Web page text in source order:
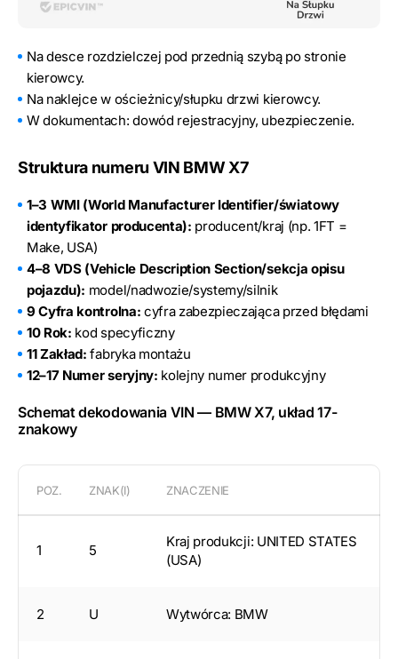
Na desce rozdzielczej pod przednią szybą po stronie
kierowcy.
Na naklejce w ościeżnicy/słupku drzwi kierowcy.
W dokumentach: dowód rejestracyjny, ubezpieczenie.
Struktura numeru VIN BMW X7
1–3 WMI (World Manufacturer Identifier/światowy
identyfikator producenta): producent/kraj (np. 1FT =
Make, USA)
4–8 VDS (Vehicle Description Section/sekcja opisu
pojazdu): model/nadwozie/systemy/silnik
9 Cyfra kontrolna: cyfra zabezpieczająca przed błędami
10 Rok: kod specyficzny
11 Zakład: fabryka montażu
12–17 Numer seryjny: kolejny numer produkcyjny
Schemat dekodowania VIN — BMW X7, układ 17-
znakowy
POZ. ZNAK(I) ZNACZENIE
1 5
Kraj produkcji: UNITED STATES
(USA)
2 U Wytwórca: BMW